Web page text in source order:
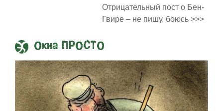
Отрицательный пост о Бен-
Гвире – не пишу, боюсь >>>
Окна ПРОСТО